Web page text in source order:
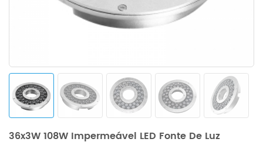
36x3W 108W Impermeável LED Fonte De Luz